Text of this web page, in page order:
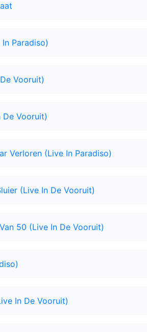
Paradiso)
Vooruit)
De Vooruit)
Verloren (Live In Paradiso)
(Live In De Vooruit)
50 (Live In De Vooruit)
In De Vooruit)